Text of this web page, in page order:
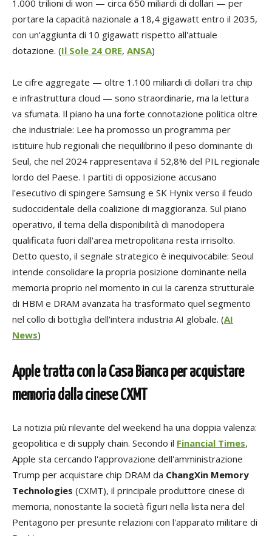
1.000 trilioni di won — circa 650 miliardi di dollari — per
portare la capacità nazionale a 18,4 gigawatt entro il 2035,
con un'aggiunta di 10 gigawatt rispetto all'attuale
dotazione. (Il Sole 24 ORE, ANSA)
Le cifre aggregate — oltre 1.100 miliardi di dollari tra chip
e infrastruttura cloud — sono straordinarie, ma la lettura
va sfumata. Il piano ha una forte connotazione politica oltre
che industriale: Lee ha promosso un programma per
istituire hub regionali che riequilibrino il peso dominante di
Seul, che nel 2024 rappresentava il 52,8% del PIL regionale
lordo del Paese. I partiti di opposizione accusano
l'esecutivo di spingere Samsung e SK Hynix verso il feudo
sudoccidentale della coalizione di maggioranza. Sul piano
operativo, il tema della disponibilità di manodopera
qualificata fuori dall'area metropolitana resta irrisolto.
Detto questo, il segnale strategico è inequivocabile: Seoul
intende consolidare la propria posizione dominante nella
memoria proprio nel momento in cui la carenza strutturale
di HBM e DRAM avanzata ha trasformato quel segmento
nel collo di bottiglia dell'intera industria AI globale. (AI
News)
Apple tratta con la Casa Bianca per acquistare
memoria dalla cinese CXMT
La notizia più rilevante del weekend ha una doppia valenza:
geopolitica e di supply chain. Secondo il Financial Times,
Apple sta cercando l'approvazione dell'amministrazione
Trump per acquistare chip DRAM da ChangXin Memory
Technologies (CXMT), il principale produttore cinese di
memoria, nonostante la società figuri nella lista nera del
Pentagono per presunte relazioni con l'apparato militare di